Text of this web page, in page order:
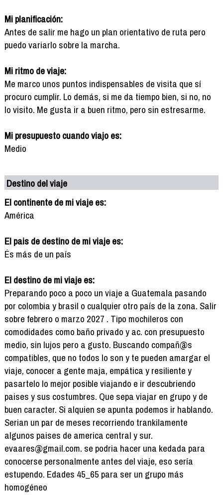
Mi planificación:
Antes de salir me hago un plan orientativo de ruta pero
puedo variarlo sobre la marcha.
Mi ritmo de viaje:
Me marco unos puntos indispensables de visita que sí
procuro cumplir. Lo demás, si me da tiempo bien, si no, no
lo visito. Me gusta ir a buen ritmo, pero sin estresarme.
Mi presupuesto cuando viajo es:
Medio
Destino del viaje
El continente de mi viaje es:
América
El pais de destino de mi viaje es:
És más de un país
El destino de mi viaje es:
Preparando poco a poco un viaje a Guatemala pasando
por colombia y brasil o cualquier otro país de la zona. Salir
sobre febrero o marzo 2027 . Tipo mochileros con
comodidades como baño privado y ac. con presupuesto
medio, sin lujos pero a gusto. Buscando compañ@s
compatibles, que no todos lo son y te pueden amargar el
viaje, conocer a gente maja, empática y resiliente y
pasartelo lo mejor posible viajando e ir descubriendo
paises y sus costumbres. Que sepa viajar en grupo y de
buen caracter. Si alquien se apunta podemos ir hablando.
Serian un par de meses recorriendo trankilamente
algunos paises de america central y sur.
evaares@gmail.com. se podria hacer una kedada para
conocerse personalmente antes del viaje, eso sería
estupendo. Edades 45_65 para ser un grupo más
homogéneo